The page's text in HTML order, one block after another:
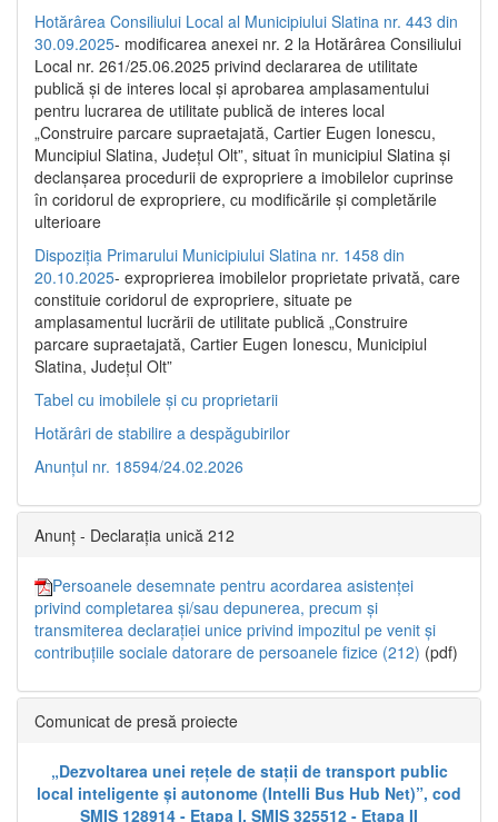
Hotărârea Consiliului Local al Municipiului Slatina nr. 443 din
30.09.2025- modificarea anexei nr. 2 la Hotărârea Consiliului
Local nr. 261/25.06.2025 privind declararea de utilitate
publică şi de interes local şi aprobarea amplasamentului
pentru lucrarea de utilitate publică de interes local
„Construire parcare supraetajată, Cartier Eugen Ionescu,
Muncipiul Slatina, Judeţul Olt”, situat în municipiul Slatina şi
declanşarea procedurii de expropriere a imobilelor cuprinse
în coridorul de expropriere, cu modificările şi completările
ulterioare
Dispoziția Primarului Municipiului Slatina nr. 1458 din
20.10.2025- exproprierea imobilelor proprietate privată, care
constituie coridorul de expropriere, situate pe
amplasamentul lucrării de utilitate publică „Construire
parcare supraetajată, Cartier Eugen Ionescu, Municipiul
Slatina, Județul Olt”
Tabel cu imobilele și cu proprietarii
Hotărâri de stabilire a despăgubirilor
Anunțul nr. 18594/24.02.2026
Anunț - Declarația unică 212
Persoanele desemnate pentru acordarea asistenței
privind completarea și/sau depunerea, precum și
transmiterea declarației unice privind impozitul pe venit și
contribuțiile sociale datorare de persoanele fizice (212) (pdf)
Comunicat de presă proiecte
„Dezvoltarea unei rețele de stații de transport public
local inteligente și autonome (Intelli Bus Hub Net)”, cod
SMIS 128914 - Etapa I, SMIS 325512 - Etapa II